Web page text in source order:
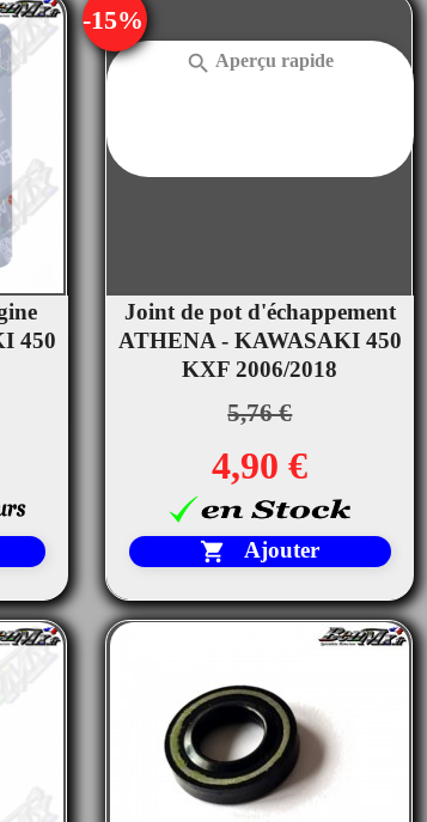
450
Joint de pot d'échappement
ATHENA - KAWASAKI 450
KXF 2006/2018
5,76 €
-15%
4,90 €
 Ajouter
 Aperçu rapide